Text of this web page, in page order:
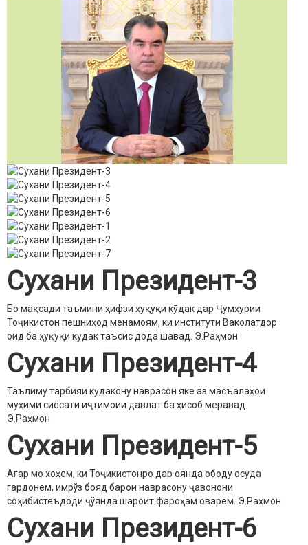
Сухани Президент-3
Бо мақсади таъмини ҳифзи ҳуқуқи кӯдак дар Ҷумҳурии
Тоҷикистон пешниҳод менамоям, ки институти Ваколатдор
оид ба ҳуқуқи кӯдак таъсис дода шавад. Э.Раҳмон
Сухани Президент-4
Таълиму тарбияи кӯдакону наврасон яке аз масъалаҳои
муҳими сиёсати иҷтимоии давлат ба ҳисоб меравад.
Э.Раҳмон
Сухани Президент-5
Агар мо хоҳем, ки Тоҷикистонро дар оянда ободу осуда
гардонем, имрўз бояд барои наврасону ҷавонони
соҳибистеъдоди ҷўянда шароит фароҳам оварем. Э.Раҳмон
Сухани Президент-6